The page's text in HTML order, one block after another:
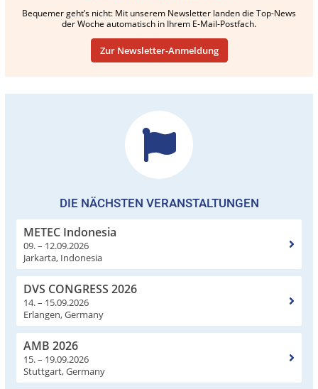
Bequemer geht’s nicht: Mit unserem Newsletter landen die Top-News
der Woche automatisch in Ihrem E-Mail-Postfach.
Zur Newsletter-Anmeldung
DIE NÄCHSTEN VERANSTALTUNGEN
METEC Indonesia
09. – 12.09.2026
Jarkarta, Indonesia
DVS CONGRESS 2026
14. – 15.09.2026
Erlangen, Germany
AMB 2026
15. – 19.09.2026
Stuttgart, Germany